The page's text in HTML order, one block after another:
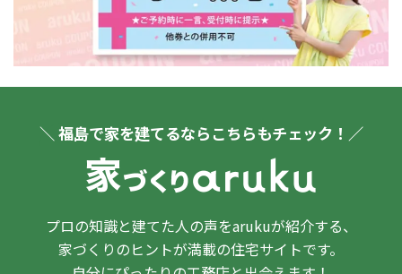
＼ 福島で家を建てるならこちらもチェック！／
プロの知識と建てた人の声をarukuが紹介する、
家づくりのヒントが満載の住宅サイトです。